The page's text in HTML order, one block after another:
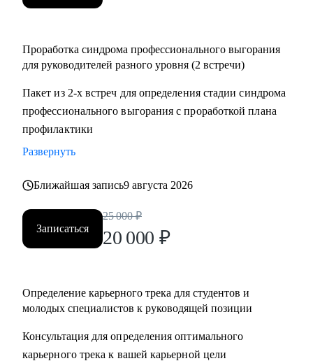
Проработка синдрома профессионального выгорания
для руководителей разного уровня (2 встречи)
Пакет из 2-х встреч для определения стадии синдрома
профессионального выгорания с проработкой плана
профилактики
Развернуть
Ближайшая запись9 августа 2026
Записаться
25 000 ₽
20 000 ₽
Определение карьерного трека для студентов и
молодых специалистов к руководящей позиции
Консультация для определения оптимального
карьерного трека к вашей карьерной цели